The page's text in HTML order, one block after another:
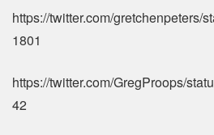
https://twitter.com/gretchenpeters/
1801
https://twitter.com/GregProops/
42